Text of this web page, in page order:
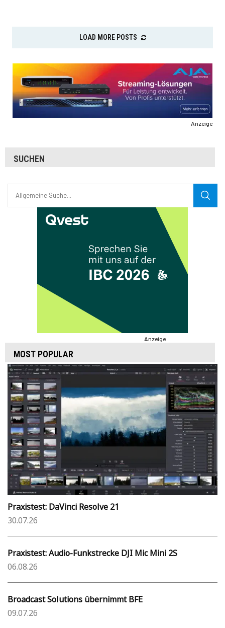
LOAD MORE POSTS
Anzeige
SUCHEN
Anzeige
MOST POPULAR
Praxistest: DaVinci Resolve 21
30.07.26
Praxistest: Audio-Funkstrecke DJI Mic Mini 2S
06.08.26
Broadcast Solutions übernimmt BFE
09.07.26